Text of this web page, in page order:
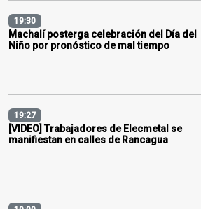
19:30
Machalí posterga celebración del Día del
Niño por pronóstico de mal tiempo
19:27
[VIDEO] Trabajadores de Elecmetal se
manifiestan en calles de Rancagua